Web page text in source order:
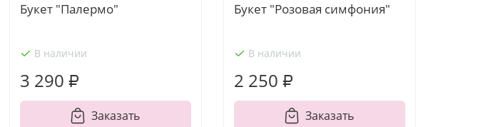
Букет "Палермо"
В наличии
3 290 ₽
Заказать
Букет "Розовая симфония"
В наличии
2 250 ₽
Заказать